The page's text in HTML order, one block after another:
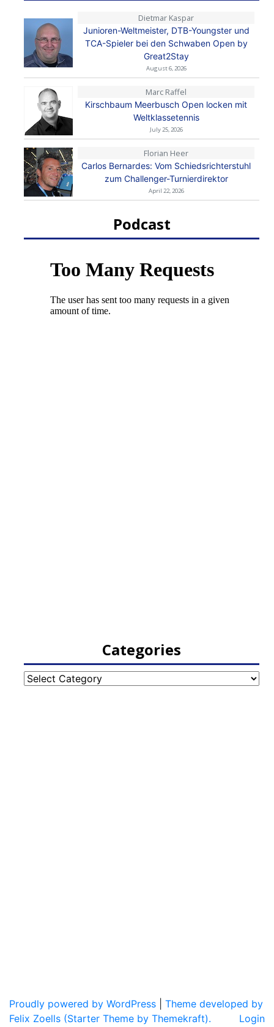
Dietmar Kaspar
Junioren-Weltmeister, DTB-Youngster und
TCA-Spieler bei den Schwaben Open by
Great2Stay
August 6, 2026
Marc Raffel
Kirschbaum Meerbusch Open locken mit
Weltklassetennis
July 25, 2026
Florian Heer
Carlos Bernardes: Vom Schiedsrichterstuhl
zum Challenger-Turnierdirektor
April 22, 2026
Podcast
Categories
Categories
Proudly powered by WordPress
Theme developed by
Felix Zoells (Starter Theme by Themekraft).
Login